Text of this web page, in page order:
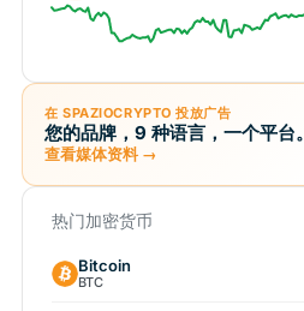
在 SPAZIOCRYPTO 投放广告
您的品牌，9 种语言，一个平台。
查看媒体资料 →
热门加密货币
Bitcoin
BTC